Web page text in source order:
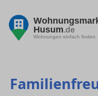
Husum.de
Wohnungen einfach finden